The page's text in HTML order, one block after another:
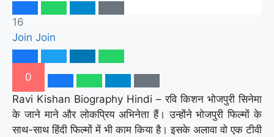
16
Join Join
0
Ravi Kishan Biography Hindi – रवि किशन भोजपुरी सिनेमा
के जाने माने और लोकप्रिय अभिनेता हैं। उन्होंने भोजपुरी फिल्मों के
साथ-साथ हिंदी फिल्मों में भी काम किया है। इसके अलावा वो एक टीवी